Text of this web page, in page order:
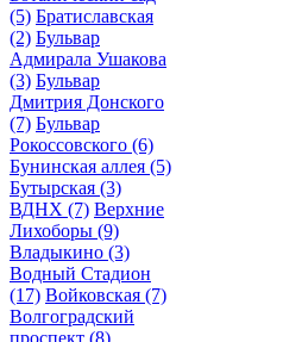
(5) Братиславская
(2) Бульвар
Адмирала Ушакова
(3) Бульвар
Дмитрия Донского
(7) Бульвар
Рокоссовского (6)
Бунинская аллея (5)
Бутырская (3)
ВДНХ (7) Верхние
Лихоборы (9)
Владыкино (3)
Водный Стадион
(17) Войковская (7)
Волгоградский
проспект (8)